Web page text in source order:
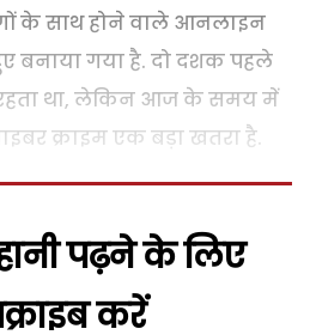
के साथ होने वाले आनलाइन
बनाया गया है. दो दशक पहले
था, लेकिन आज के समय में
क्राइम एक बड़ा खतरा है.
पढ़ने के लिए
करें